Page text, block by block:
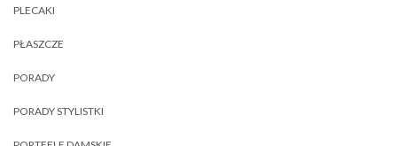
PLECAKI
PŁASZCZE
PORADY
PORADY STYLISTKI